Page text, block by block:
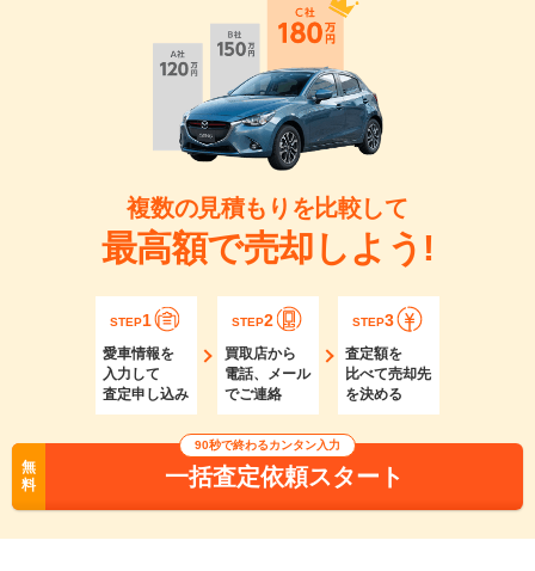
複数の見積もりを比較して
最高額で売却しよう!
STEP1
愛車情報を
入力して
査定申し込み
STEP2
買取店から
電話、メール
でご連絡
STEP3
査定額を
比べて売却先
を決める
無
料
90秒で終わるカンタン入力
一括査定依頼スタート